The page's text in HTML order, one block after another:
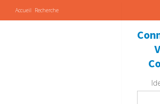
Accueil Recherche